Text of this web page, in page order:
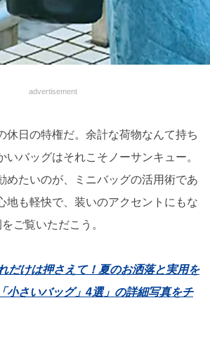
advertisement
休日の特権だ。余計な荷物なんて持ち
いバッグはそれこそノーサンキュー。
めたいのが、ミニバッグの活用術であ
地も軽快で、装いのアクセントにもな
ご覧いただこう。
だけは押さえて！夏のお洒落と実用を
小さいバッグ」4選」の詳細写真をチ